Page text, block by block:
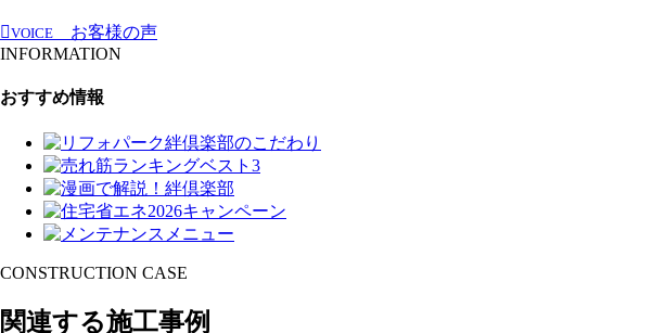
VOICE
お客様の声
INFORMATION
おすすめ情報
CONSTRUCTION CASE
関連する施工事例